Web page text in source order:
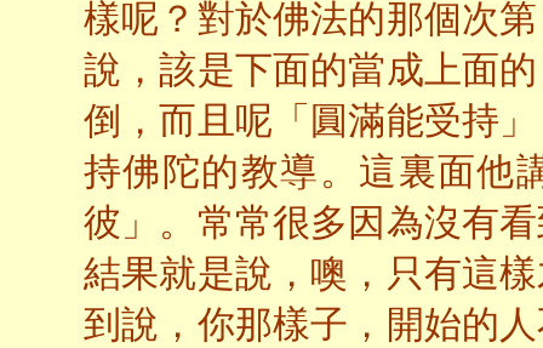
樣呢？對於佛法的那個次
說，該是下面的當成上面
倒，而且呢「圓滿能受持
持佛陀的教導。這裏面他
彼」。常常很多因為沒有
結果就是說，噢，只有這
到說，你那樣子，開始的